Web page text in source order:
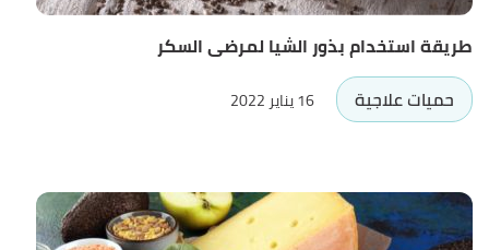
طريقة استخدام بذور الشيا لمرضى السكر
حميات علاجية
16 يناير 2022